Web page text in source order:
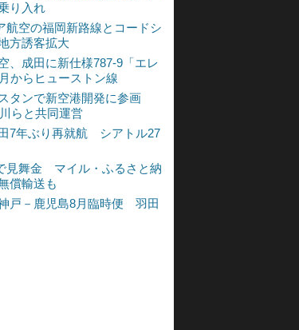
り入れ
航空の福岡新路線とコードシ
方誘客拡大
、成田に新仕様787-9「エレ
からヒューストン線
タンで新空港開発に参画
らと共同運営
7年ぶり再就航 シアトル27
見舞金 マイル・ふるさと納
償輸送も
戸－鹿児島8月臨時便 羽田